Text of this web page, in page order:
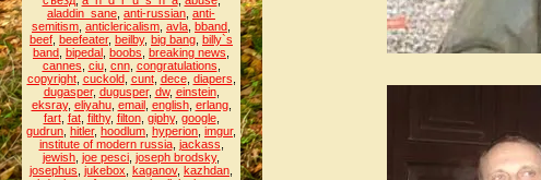
aladdin_sane anti-russian anti-
semitism anticlericalism avla bband
beef beefeater, beilby, big bang billy`s
band bipedal boobs breaking news
cannes ciu, cnn, congratulations
copyright, cuckold, cunt, dece, diapers
dugasper, dugusper, dw, einstein,
eksray, eliyahu, email, english, erlang,
fart, fat, filthy, filton, giphy, google,
gudrun hitler, hoodlum hyperion imgur,
institute of modern russia, jackass
jewish joe pesci joseph brodsky,
josephus jukebox kaganov, kazhdan